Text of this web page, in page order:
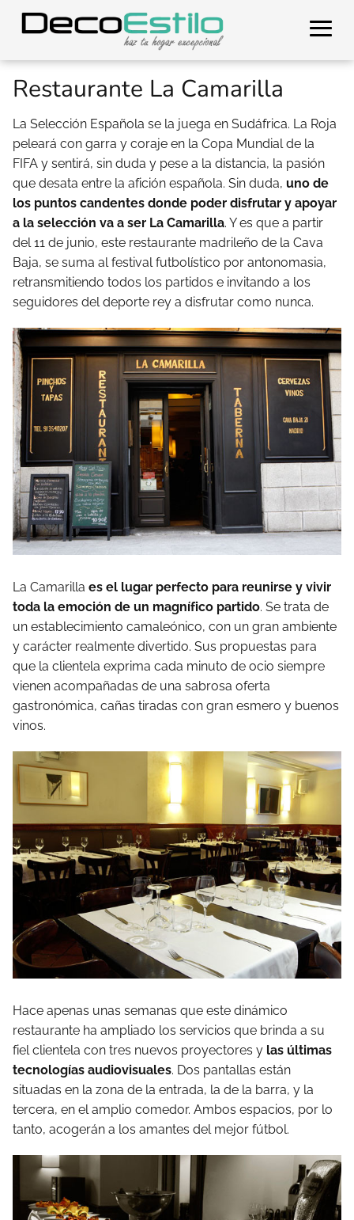
Restaurante La Camarilla
La Selección Española se la juega en Sudáfrica. La Roja
peleará con garra y coraje en la Copa Mundial de la
FIFA y sentirá, sin duda y pese a la distancia, la pasión
que desata entre la afición española. Sin duda, uno de
los puntos candentes donde poder disfrutar y apoyar
a la selección va a ser La Camarilla. Y es que a partir
del 11 de junio, este restaurante madrileño de la Cava
Baja, se suma al festival futbolístico por antonomasia,
retransmitiendo todos los partidos e invitando a los
seguidores del deporte rey a disfrutar como nunca.
La Camarilla es el lugar perfecto para reunirse y vivir
toda la emoción de un magnífico partido. Se trata de
un establecimiento camaleónico, con un gran ambiente
y carácter realmente divertido. Sus propuestas para
que la clientela exprima cada minuto de ocio siempre
vienen acompañadas de una sabrosa oferta
gastronómica, cañas tiradas con gran esmero y buenos
vinos.
Hace apenas unas semanas que este dinámico
restaurante ha ampliado los servicios que brinda a su
fiel clientela con tres nuevos proyectores y las últimas
tecnologías audiovisuales. Dos pantallas están
situadas en la zona de la entrada, la de la barra, y la
tercera, en el amplio comedor. Ambos espacios, por lo
tanto, acogerán a los amantes del mejor fútbol.